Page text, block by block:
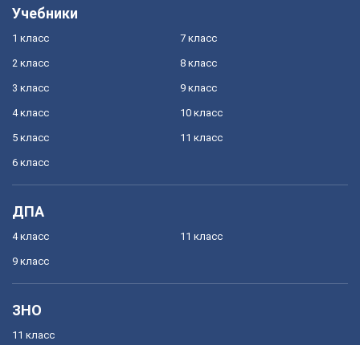
Учебники
1 класс
2 класс
3 класс
4 класс
5 класс
6 класс
7 класс
8 класс
9 класс
10 класс
11 класс
ДПА
4 класс
9 класс
11 класс
ЗНО
11 класс